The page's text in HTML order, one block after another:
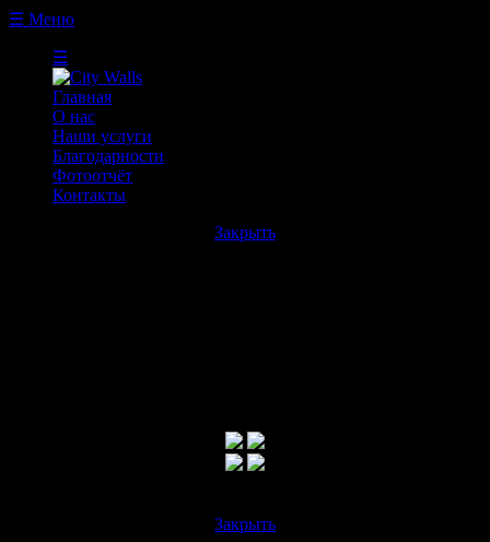
☰ Меню
☰
Главная
О нас
Наши услуги
Благодарности
Фотоотчёт
Контакты
Закрыть
Закрыть